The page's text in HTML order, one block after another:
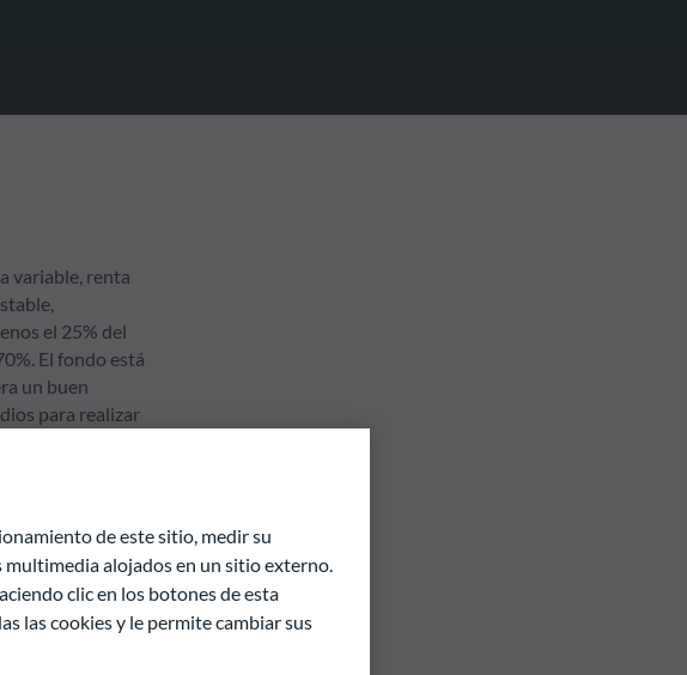
variable, renta
el 25% del
El fondo está
un buen
para realizar
La
y
fuerte
de beneficio
de caja libre.
de su
estrategia
de este sitio, medir su
alojados en un sitio externo.
clic en los botones de esta
las cookies y le permite cambiar sus